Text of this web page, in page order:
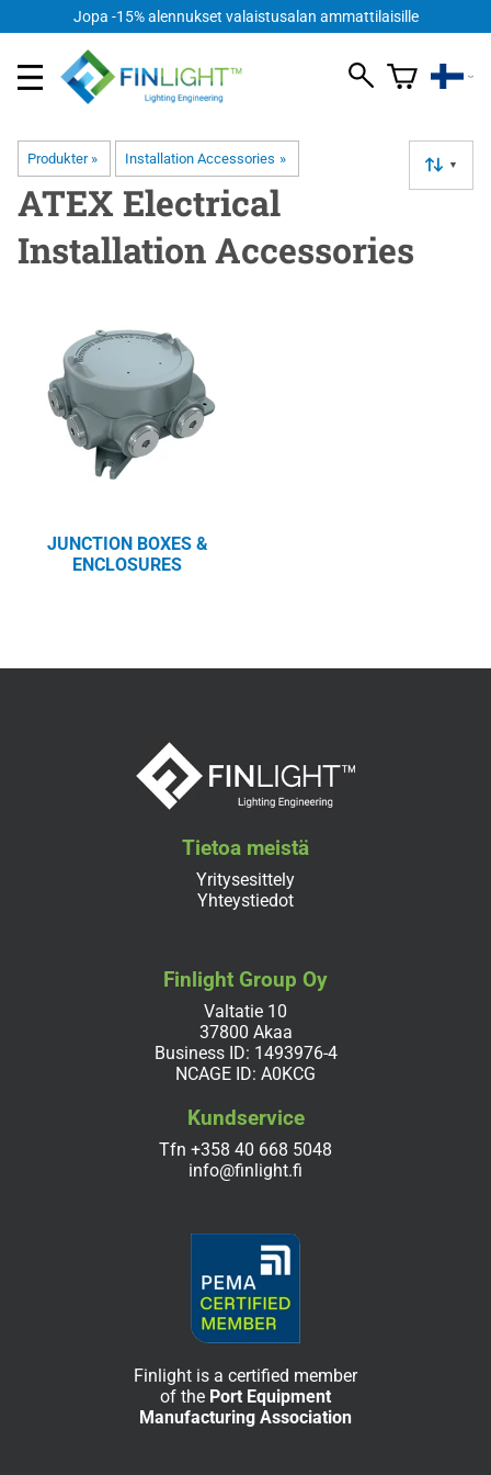
Jopa -15% alennukset valaistusalan ammattilaisille
Produkter ‪» Installation Accessories ‪» ▼
ATEX Electrical
Installation Accessories
JUNCTION BOXES &
ENCLOSURES
Tietoa meistä
Yritysesittely
Yhteystiedot
Finlight Group Oy
Valtatie 10
37800 Akaa
Business ID: 1493976-4
NCAGE ID: A0KCG
Kundservice
Tfn +358 40 668 5048
info@finlight.fi
Finlight is a certified member
of the Port Equipment
Manufacturing Association